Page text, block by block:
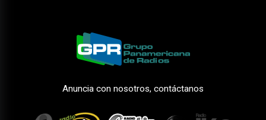
Anuncia con nosotros, contáctanos